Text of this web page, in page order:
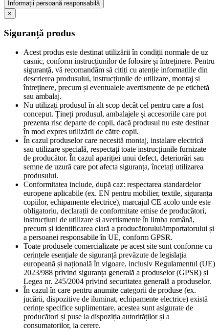
Informații persoană responsabilă
×
Siguranță produs
Acest produs este destinat utilizării în condiții normale de uz
casnic, conform instrucțiunilor de folosire și întreținere. Pentru
siguranță, vă recomandăm să citiți cu atenție informațiile din
descrierea produsului, instrucțiunile de utilizare, montaj și
întreținere, precum și eventualele avertismente de pe etichetă
sau ambalaj.
Nu utilizați produsul în alt scop decât cel pentru care a fost
conceput. Țineți produsul, ambalajele și accesoriile care pot
prezenta risc departe de copii, dacă produsul nu este destinat
în mod expres utilizării de către copii.
În cazul produselor care necesită montaj, instalare electrică
sau utilizare specială, respectați toate instrucțiunile furnizate
de producător. În cazul apariției unui defect, deteriorări sau
semne de uzură care pot afecta siguranța, încetați utilizarea
produsului.
Conformitatea include, după caz: respectarea standardelor
europene aplicabile (ex. EN pentru mobilier, textile, siguranța
copiilor, echipamente electrice), marcajul CE acolo unde este
obligatoriu, declarații de conformitate emise de producători,
instrucțiuni de utilizare și avertismente în limba română,
precum și identificarea clară a producătorului/importatorului și
a persoanei responsabile în UE, conform GPSR.
Toate produsele comercializate pe acest site sunt conforme cu
cerințele esențiale de siguranță prevăzute de legislația
europeană și națională în vigoare, inclusiv Regulamentul (UE)
2023/988 privind siguranța generală a produselor (GPSR) și
Legea nr. 245/2004 privind securitatea generală a produselor.
În cazul în care pentru anumite categorii de produse (ex.
jucării, dispozitive de iluminat, echipamente electrice) există
cerințe specifice suplimentare, acestea sunt asigurate de
producători și puse la dispoziția autorităților și a
consumatorilor, la cerere.